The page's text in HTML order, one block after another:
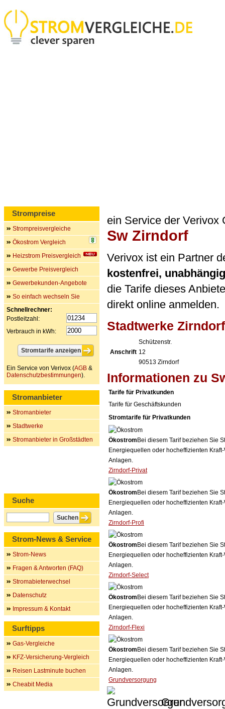
ein Service der Verivox
Sw Zirndorf
Verivox ist ein Partner
kostenfrei,
die Tarife dieses
direkt online anmelden.
Stadtwerke
Anschrift
Schützenstr.
12
90513 Zirndorf
Informationen zu
Tarife für Privatkunden
Tarife für Geschäftskunden
Stromtarife für Privatkunden
Ökostrom Bei diesem Tarif beziehen Sie
Energiequellen oder hocheffizienten
Anlagen.
Zirndorf-Privat
Ökostrom Bei diesem Tarif beziehen Sie
Energiequellen oder hocheffizienten
Anlagen.
Zirndorf-Profi
Ökostrom Bei diesem Tarif beziehen Sie
Energiequellen oder hocheffizienten
Anlagen.
Zirndorf-Select
Ökostrom Bei diesem Tarif beziehen Sie
Energiequellen oder hocheffizienten
Anlagen.
Zirndorf-Flexi
Ökostrom Bei diesem Tarif beziehen Sie
Energiequellen oder hocheffizienten
Anlagen.
Grundversorgung
Strompreise
Strompreisvergleiche
Ökostrom Vergleich
Heizstrom Preisvergleich
Gewerbe Preisvergleich
Gewerbekunden-Angebote
So einfach wechseln Sie
Schnellrechner:
Postleitzahl:
Verbrauch in kWh:
Ein Service von Verivox (AGB &
Datenschutzbestimmungen).
Stromanbieter
Stromanbieter
Stadtwerke
Stromanbieter in Großstädten
Suche
Strom-News & Service
Strom-News
Fragen & Antworten (FAQ)
Stromabieterwechsel
Datenschutz
Impressum & Kontakt
Surftipps
Gas-Vergleiche
KFZ-Versicherung-Vergleich
Reisen Lastminute buchen
Cheabit Media